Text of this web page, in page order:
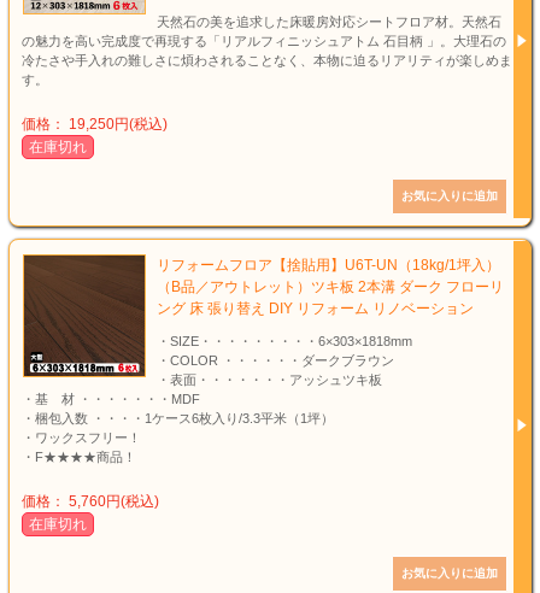
天然石の美を追求した床暖房対応シートフロア材。天然石
の魅力を高い完成度で再現する「リアルフィニッシュアトム 石目柄 」。大理石の
冷たさや手入れの難しさに煩わされることなく、本物に迫るリアリティが楽しめま
す。
価格： 19,250円(税込)
在庫切れ
リフォームフロア【捨貼用】U6T-UN（18kg/1坪入）
（B品／アウトレット）ツキ板 2本溝 ダーク フローリ
ング 床 張り替え DIY リフォーム リノベーション
・SIZE・・・・・・・・・6×303×1818mm
・COLOR ・・・・・・ダークブラウン
・表面・・・・・・・アッシュツキ板
・基 材 ・・・・・・・MDF
・梱包入数 ・・・・1ケース6枚入り/3.3平米（1坪）
・ワックスフリー！
・F★★★★商品！
価格： 5,760円(税込)
在庫切れ